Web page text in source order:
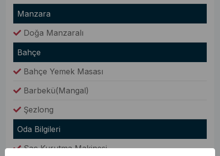
Manzara
Doğa Manzaralı
Bahçe
Bahçe Yemek Masası
Barbekü(Mangal)
Şezlong
Oda Bilgileri
Saç Kurutma Makinesi